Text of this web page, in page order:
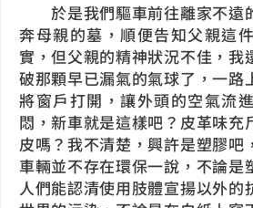
於是我們驅車前往離家不遠
奔母親的墓，順便告知父親這
實，但父親的精神狀況不佳，我
破那顆早已漏氣的氣球了，一路
將窗戶打開，讓外頭的空氣流
悶，新車就是這樣吧？皮革味充
皮嗎？我不清楚，興許是塑膠吧
車輛並不存在環保一說，不論是
人們能認清使用肢體宣揚以外的